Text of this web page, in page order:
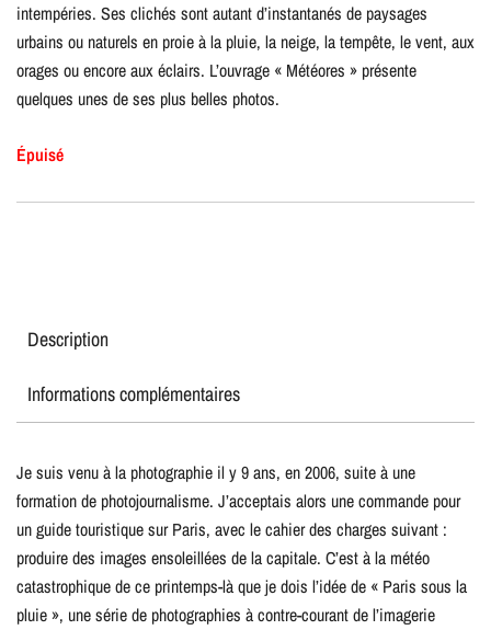
intempéries. Ses clichés sont autant d’instantanés de paysages
urbains ou naturels en proie à la pluie, la neige, la tempête, le vent, aux
orages ou encore aux éclairs. L’ouvrage « Météores » présente
quelques unes de ses plus belles photos.
Épuisé
Description
Informations complémentaires
Je suis venu à la photographie il y 9 ans, en 2006, suite à une
formation de photojournalisme. J’acceptais alors une commande pour
un guide touristique sur Paris, avec le cahier des charges suivant :
produire des images ensoleillées de la capitale. C’est à la météo
catastrophique de ce printemps-là que je dois l’idée de « Paris sous la
pluie », une série de photographies à contre-courant de l’imagerie